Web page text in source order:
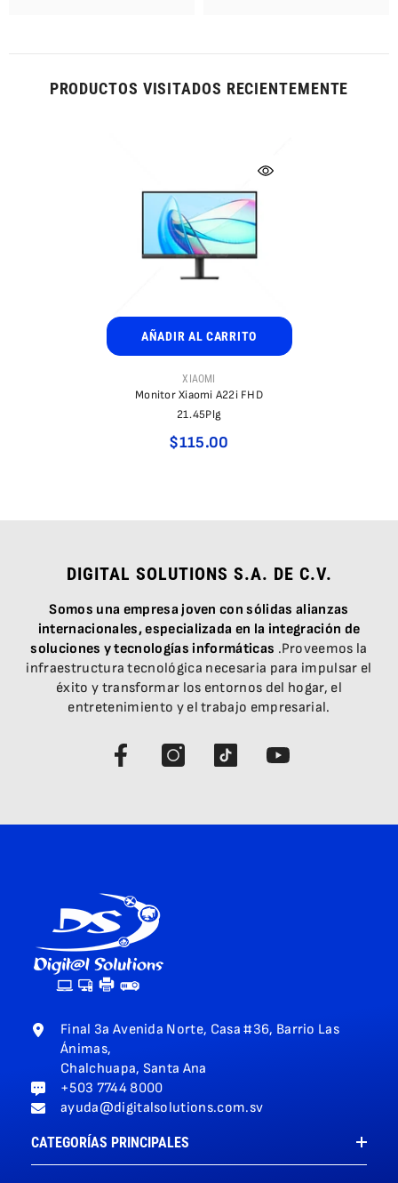
PRODUCTOS VISITADOS RECIENTEMENTE
AÑADIR AL CARRITO
XIAOMI
Monitor Xiaomi A22i FHD
21.45Plg
$115.00
DIGITAL SOLUTIONS S.A. DE C.V.
Somos una empresa joven con sólidas alianzas
internacionales, especializada en la integración de
soluciones y tecnologías informáticas .Proveemos la
infraestructura tecnológica necesaria para impulsar el
éxito y transformar los entornos del hogar, el
entretenimiento y el trabajo empresarial.
Final 3a Avenida Norte, Casa #36, Barrio Las
Ánimas,
Chalchuapa, Santa Ana
+503 7744 8000
ayuda@digitalsolutions.com.sv
CATEGORÍAS PRINCIPALES